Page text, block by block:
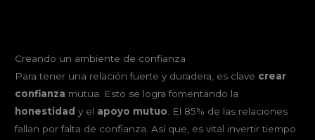
Creando un ambiente de confianza
Para tener una relación fuerte y duradera, es clave crear
confianza mutua. Esto se logra fomentando la
honestidad y el apoyo mutuo. El 85% de las relaciones
fallan por falta de confianza. Así que, es vital invertir tiempo